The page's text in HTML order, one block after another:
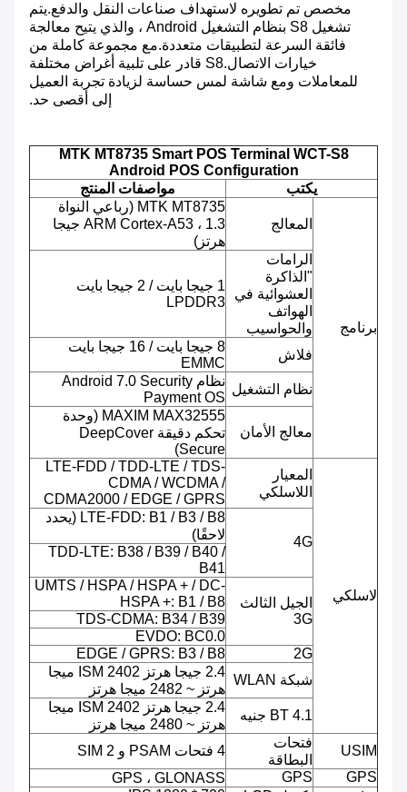
مخصص تم تطويره لاستهداف صناعات النقل والدفع.يتم
تشغيل S8 بنظام التشغيل Android ، والذي يتيح معالجة
فائقة السرعة لتطبيقات متعددة.مع مجموعة كاملة من
خيارات الاتصال.S8 قادر على تلبية أغراض مختلفة
للمعاملات ومع شاشة لمس حساسة لزيادة تجربة العميل
إلى أقصى حد.
MTK MT8735 Smart POS Terminal WCT-S8
Android POS Configuration
يكتب
مواصفات المنتج
برنامج
المعالج
MTK MT8735 (رباعي النواة
ARM Cortex-A53 ، 1.3 جيجا
هرتز)
الرامات
"الذاكرة
العشوائية في
الهواتف
والحواسيب
1 جيجا بايت / 2 جيجا بايت
LPDDR3
فلاش
8 جيجا بايت / 16 جيجا بايت
EMMC
نظام التشغيل
نظام Android 7.0 Security
Payment OS
معالج الأمان
MAXIM MAX32555 (وحدة
تحكم دقيقة DeepCover
Secure)
لاسلكي
المعيار
اللاسلكي
LTE-FDD / TDD-LTE / TDS-
CDMA / WCDMA /
CDMA2000 / EDGE / GPRS
4G
LTE-FDD: B1 / B3 / B8 (يحدد
لاحقًا)
TDD-LTE: B38 / B39 / B40 /
B41
الجيل الثالث
3G
UMTS / HSPA / HSPA + / DC-
HSPA +: B1 / B8
TDS-CDMA: B34 / B39
EVDO: BC0.0
2G
EDGE / GPRS: B3 / B8
شبكة WLAN
2.4 جيجا هرتز ISM 2402 ميجا
هرتز ~ 2482 ميجا هرتز
BT 4.1 جنيه
2.4 جيجا هرتز ISM 2402 ميجا
هرتز ~ 2480 ميجا هرتز
USIM
فتحات
البطاقة
4 فتحات PSAM و 2 SIM
GPS
GPS
GPS ، GLONASS